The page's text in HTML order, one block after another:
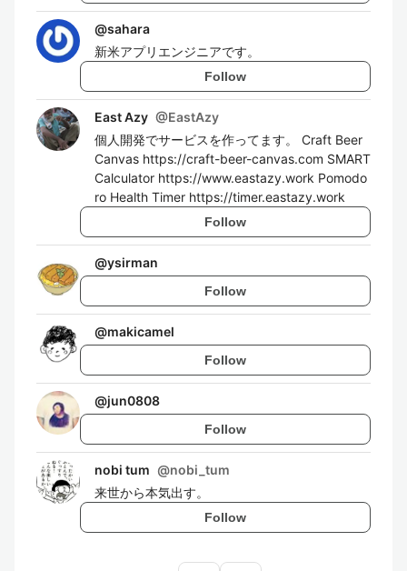
@sahara
新米アプリエンジニアです。
Follow
East Azy @EastAzy
個人開発でサービスを作ってます。 Craft Beer
Canvas https://craft-beer-canvas.com SMART
Calculator https://www.eastazy.work Pomodo
ro Health Timer https://timer.eastazy.work
Follow
@ysirman
Follow
@makicamel
Follow
@jun0808
Follow
nobi tum @nobi_tum
来世から本気出す。
Follow